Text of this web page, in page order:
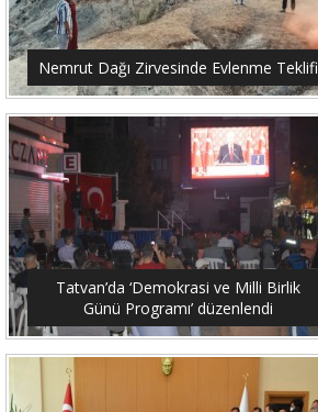
Nemrut Dağı Zirvesinde Evlenme Teklifi
Tatvan’da ‘Demokrasi ve Milli Birlik
Günü Programı’ düzenlendi